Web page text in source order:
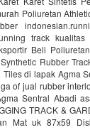
Poliuretan
track kualitas
Beli
Rubber
di lapak Agma
of jual rubber
Sentral Abadi
TRACK &
Mat uk 87x59